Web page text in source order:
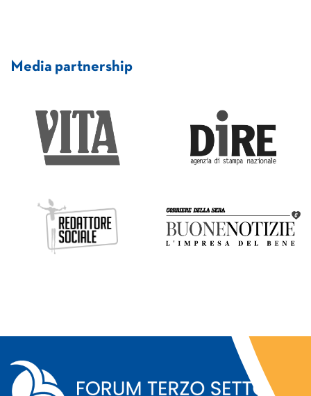
Media partnership